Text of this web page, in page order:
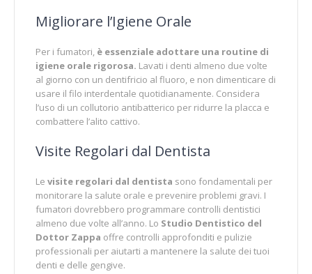
Migliorare l’Igiene Orale
Per i fumatori, è essenziale adottare una routine di
igiene orale rigorosa. Lavati i denti almeno due volte
al giorno con un dentifricio al fluoro, e non dimenticare di
usare il filo interdentale quotidianamente. Considera
l’uso di un collutorio antibatterico per ridurre la placca e
combattere l’alito cattivo.
Visite Regolari dal Dentista
Le visite regolari dal dentista sono fondamentali per
monitorare la salute orale e prevenire problemi gravi. I
fumatori dovrebbero programmare controlli dentistici
almeno due volte all’anno. Lo Studio Dentistico del
Dottor Zappa offre controlli approfonditi e pulizie
professionali per aiutarti a mantenere la salute dei tuoi
denti e delle gengive.